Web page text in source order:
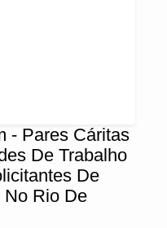
- Pares Cáritas
De Trabalho
De
Rio De